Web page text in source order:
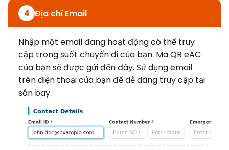
4 Địa chỉ Email
Nhập một email đang hoạt động có thể truy
cập trong suốt chuyến đi của bạn. Mã QR eAC
của bạn sẽ được gửi đến đây. Sử dụng email
trên điện thoại của bạn để dễ dàng truy cập tại
sân bay.